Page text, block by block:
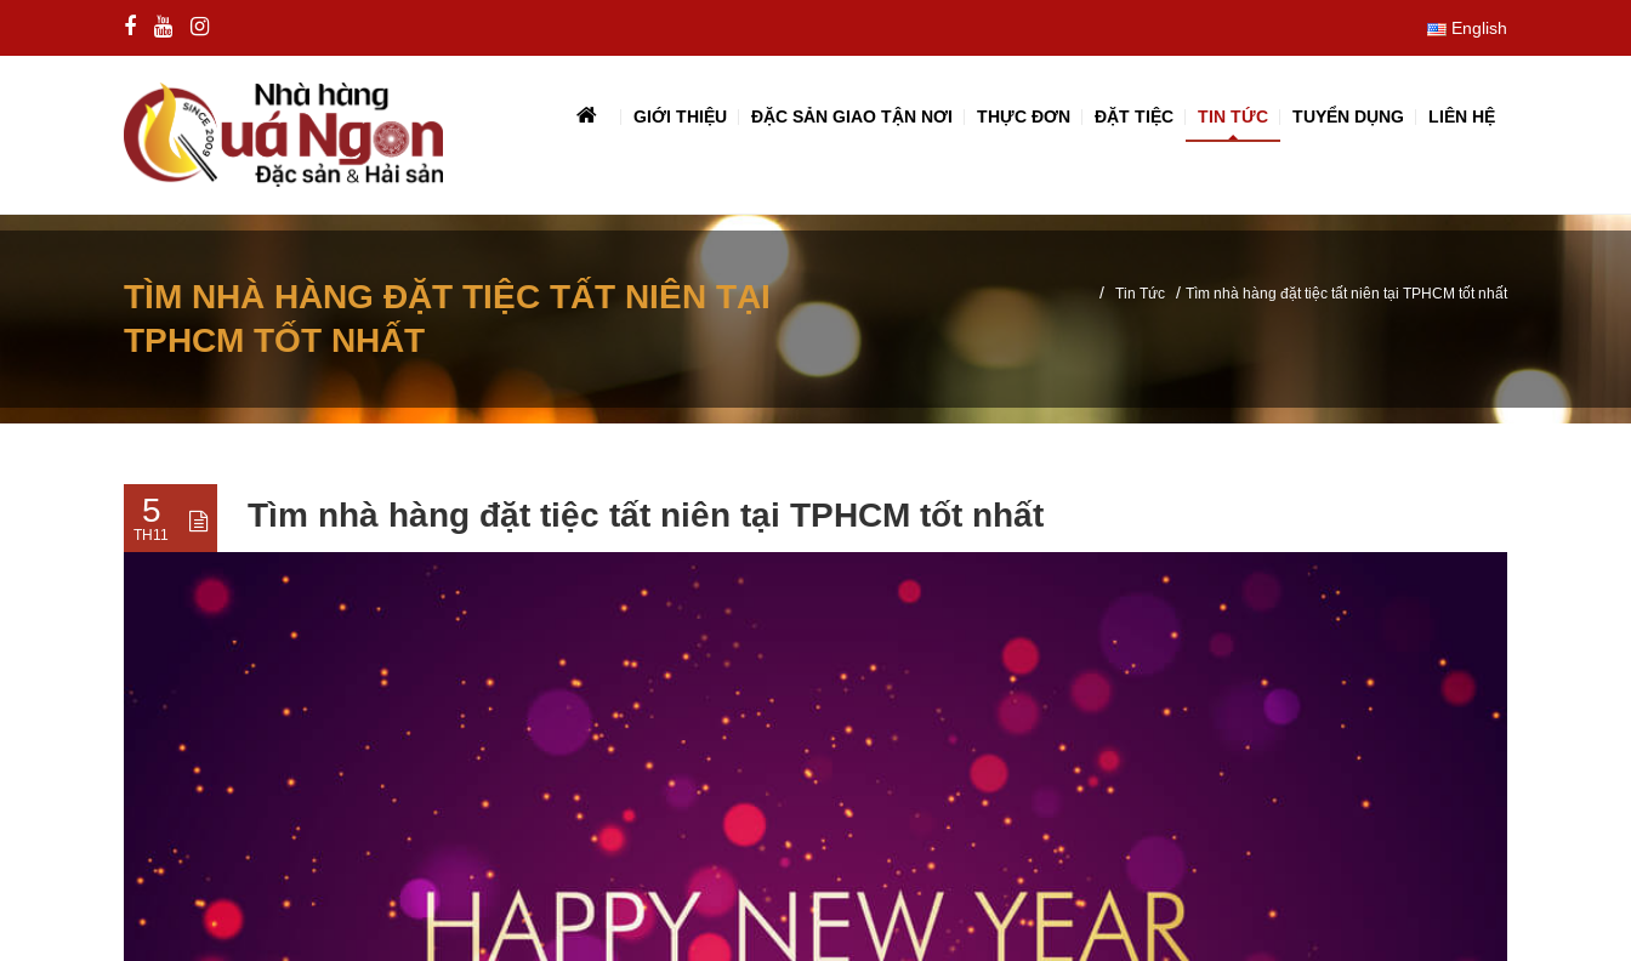
English
GIỚI THIỆU ĐẶC SẢN GIAO TẬN NƠI THỰC ĐƠN ĐẶT TIỆC TIN TỨC TUYỂN DỤNG LIÊN HỆ
TÌM NHÀ HÀNG ĐẶT TIỆC TẤT NIÊN TẠI
TPHCM TỐT NHẤT
/ Tin Tức / Tìm nhà hàng đặt tiệc tất niên tại TPHCM tốt nhất
5
TH11
Tìm nhà hàng đặt tiệc tất niên tại TPHCM tốt nhất